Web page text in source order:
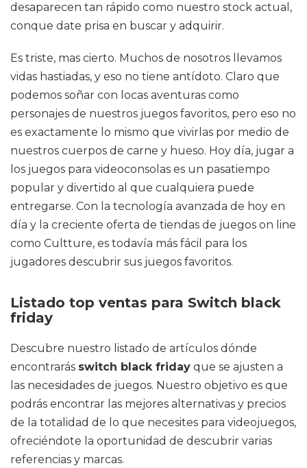
desaparecen tan rápido como nuestro stock actual,
conque date prisa en buscar y adquirir.
Es triste, mas cierto. Muchos de nosotros llevamos
vidas hastiadas, y eso no tiene antídoto. Claro que
podemos soñar con locas aventuras como
personajes de nuestros juegos favoritos, pero eso no
es exactamente lo mismo que vivirlas por medio de
nuestros cuerpos de carne y hueso. Hoy día, jugar a
los juegos para videoconsolas es un pasatiempo
popular y divertido al que cualquiera puede
entregarse. Con la tecnología avanzada de hoy en
día y la creciente oferta de tiendas de juegos on line
como Cultture, es todavía más fácil para los
jugadores descubrir sus juegos favoritos.
Listado top ventas para Switch black
friday
Descubre nuestro listado de artículos dónde
encontrarás switch black friday que se ajusten a
las necesidades de juegos. Nuestro objetivo es que
podrás encontrar las mejores alternativas y precios
de la totalidad de lo que necesites para videojuegos,
ofreciéndote la oportunidad de descubrir varias
referencias y marcas.